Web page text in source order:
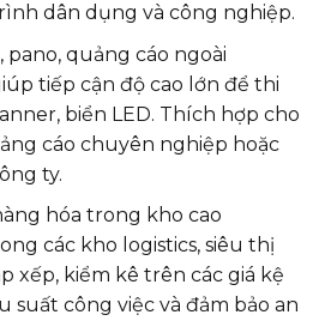
dân dụng và công nghiệp.
pano, quảng cáo ngoài
tiếp cận độ cao lớn để thi
biển LED. Thích hợp cho
cáo chuyên nghiệp hoặc
ty.
hóa trong kho cao
các kho logistics, siêu thị
xếp, kiểm kê trên các giá kệ
suất công việc và đảm bảo an